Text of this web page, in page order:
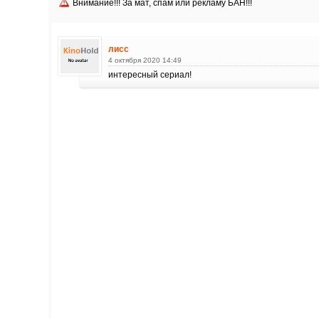
Внимание!!! За мат, спам или рекламу БАН!!!
лисс
4 октября 2020 14:49
интересный сериал!